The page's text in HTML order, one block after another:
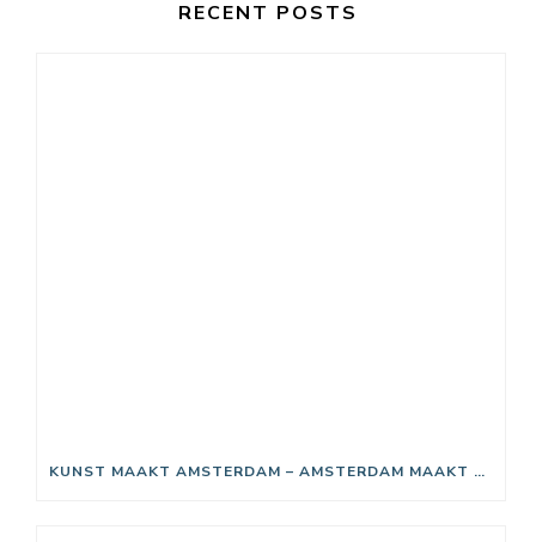
RECENT POSTS
KUNST MAAKT AMSTERDAM – AMSTERDAM MAAKT KUNST